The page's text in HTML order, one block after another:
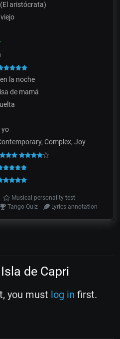
aristócrata)
la noche
de mamá
yo
Complex, Joy
Musical personality test
Tango Quiz Lyrics annotation
de Capri
you must log in first.